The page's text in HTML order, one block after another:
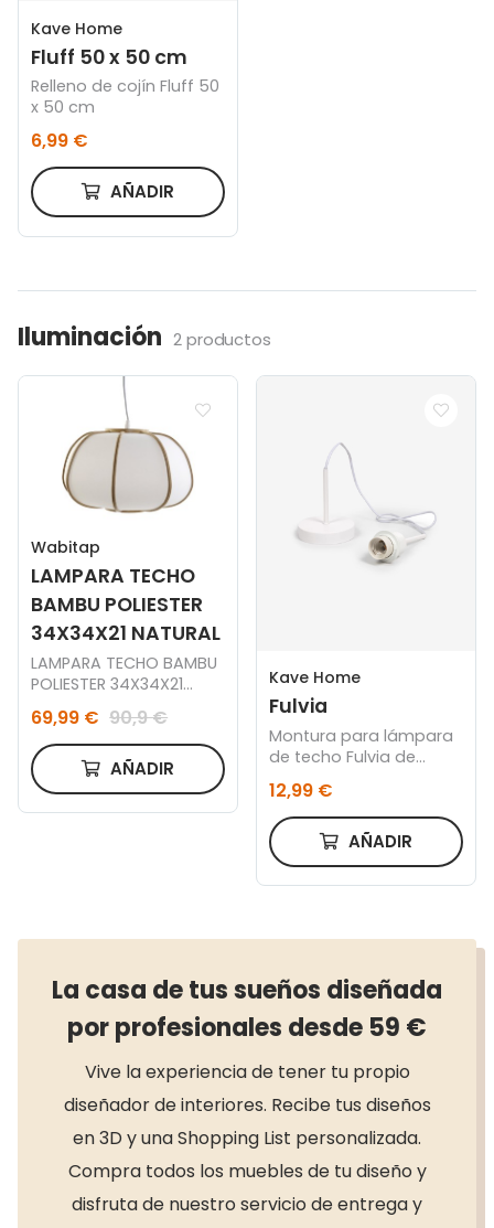
Kave Home
Fluff 50 x 50 cm
Relleno de cojín Fluff 50
x 50 cm
6,99 €
AÑADIR
Iluminación 2 productos
Wabitap
LAMPARA TECHO
BAMBU POLIESTER
34X34X21 NATURAL
LAMPARA TECHO BAMBU
POLIESTER 34X34X21
NATURAL
69,99 € 90,9 €
AÑADIR
Kave Home
Fulvia
Montura para lámpara
de techo Fulvia de
blanco
12,99 €
AÑADIR
La casa de tus sueños diseñada
por profesionales desde 59 €
Vive la experiencia de tener tu propio
diseñador de interiores. Recibe tus diseños
en 3D y una Shopping List personalizada.
Compra todos los muebles de tu diseño y
disfruta de nuestro servicio de entrega y